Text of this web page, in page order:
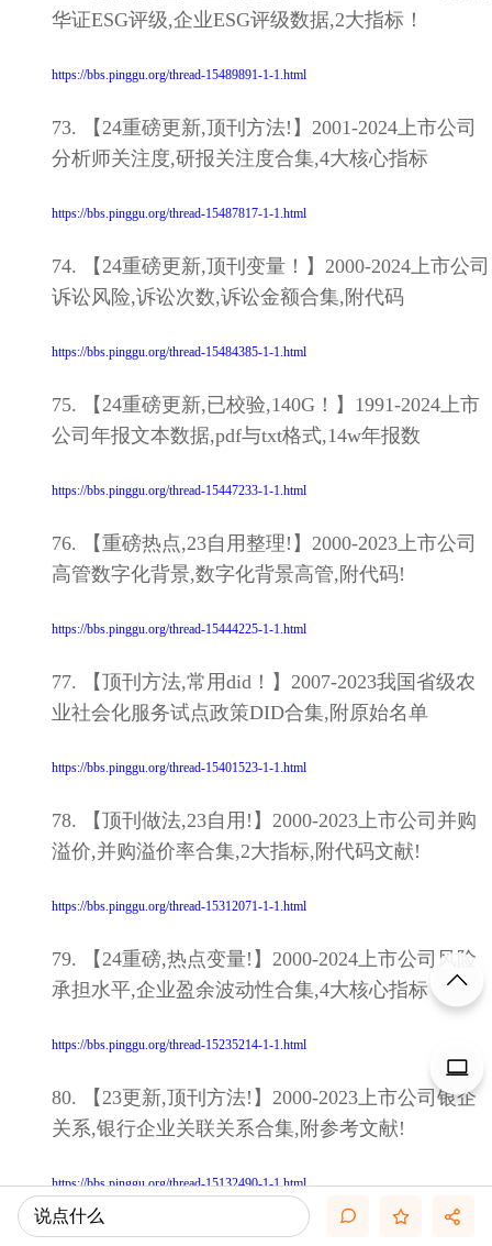
华证ESG评级,企业ESG评级数据,2大指标！
https://bbs.pinggu.org/thread-15489891-1-1.html
73. 【24重磅更新,顶刊方法!】2001-2024上市公司
分析师关注度,研报关注度合集,4大核心指标
https://bbs.pinggu.org/thread-15487817-1-1.html
74. 【24重磅更新,顶刊变量！】2000-2024上市公司
诉讼风险,诉讼次数,诉讼金额合集,附代码
https://bbs.pinggu.org/thread-15484385-1-1.html
75. 【24重磅更新,已校验,140G！】1991-2024上市
公司年报文本数据,pdf与txt格式,14w年报数
https://bbs.pinggu.org/thread-15447233-1-1.html
76. 【重磅热点,23自用整理!】2000-2023上市公司
高管数字化背景,数字化背景高管,附代码!
https://bbs.pinggu.org/thread-15444225-1-1.html
77. 【顶刊方法,常用did！】2007-2023我国省级农
业社会化服务试点政策DID合集,附原始名单
https://bbs.pinggu.org/thread-15401523-1-1.html
78. 【顶刊做法,23自用!】2000-2023上市公司并购
溢价,并购溢价率合集,2大指标,附代码文献!
https://bbs.pinggu.org/thread-15312071-1-1.html
79. 【24重磅,热点变量!】2000-2024上市公司风险
承担水平,企业盈余波动性合集,4大核心指标
https://bbs.pinggu.org/thread-15235214-1-1.html
80. 【23更新,顶刊方法!】2000-2023上市公司银企
关系,银行企业关联关系合集,附参考文献!
https://bbs.pinggu.org/thread-15132490-1-1.html
81. 【24重磅,多版本,附代码!】2001-2024上市公司
说点什么